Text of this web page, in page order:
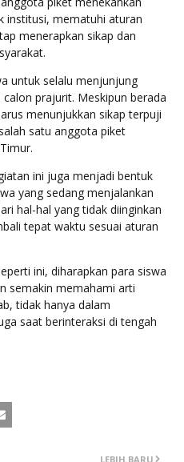
institusi, mematuhi aturan
menerapkan sikap dan
untuk selalu menjunjung
prajurit. Meskipun berada
menunjukkan sikap terpuji
satu anggota piket
ini juga menjadi bentuk
yang sedang menjalankan
hal-hal yang tidak diinginkan
tepat waktu sesuai aturan
ini, diharapkan para siswa
semakin memahami arti
tidak hanya dalam
saat berinteraksi di tengah
LEBIH BARU